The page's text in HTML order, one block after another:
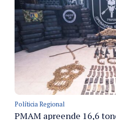
Políticia Regional